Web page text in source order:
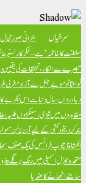
سرخیاں بحرانی
سلطنت کا خاتمہ’ ہے – ٹکر کارلسن
تبصرے سے انکار، تحقیقات کی یقین
گوانتانوموبے جیل سے آزادمغربی
دیا، رواں سال دنیا سے اس نظریے کا
مظاہروں میں تیزی، سینکڑوں طلبہ،
بند کر دی
انکشافاتپوپ فرانسس کی یک صنف سماج
متحدہ جنرل اسمبلی میں رنگ برنگے
سامنے اٹھانے کا عندیا